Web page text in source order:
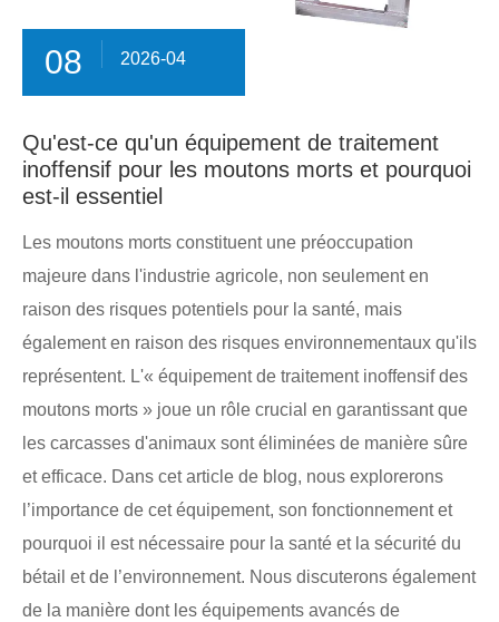
08 2026-04
Qu'est-ce qu'un équipement de traitement
inoffensif pour les moutons morts et pourquoi
est-il essentiel
Les moutons morts constituent une préoccupation
majeure dans l'industrie agricole, non seulement en
raison des risques potentiels pour la santé, mais
également en raison des risques environnementaux qu'ils
représentent. L'« équipement de traitement inoffensif des
moutons morts » joue un rôle crucial en garantissant que
les carcasses d'animaux sont éliminées de manière sûre
et efficace. Dans cet article de blog, nous explorerons
l’importance de cet équipement, son fonctionnement et
pourquoi il est nécessaire pour la santé et la sécurité du
bétail et de l’environnement. Nous discuterons également
de la manière dont les équipements avancés de